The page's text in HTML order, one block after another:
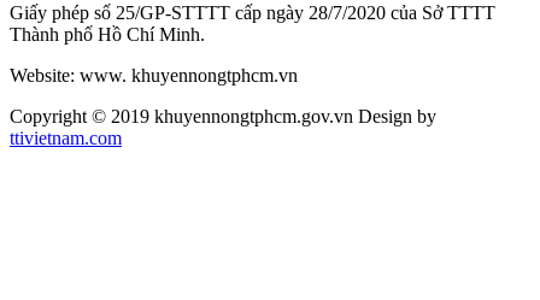
Giấy phép số 25/GP-STTTT cấp ngày 28/7/2020 của Sở TTTT
Thành phố Hồ Chí Minh.
Website: www. khuyennongtphcm.vn
Copyright © 2019 khuyennongtphcm.gov.vn Design by
ttivietnam.com